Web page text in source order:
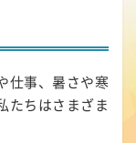
仕事、暑さや寒
たちはさまざま